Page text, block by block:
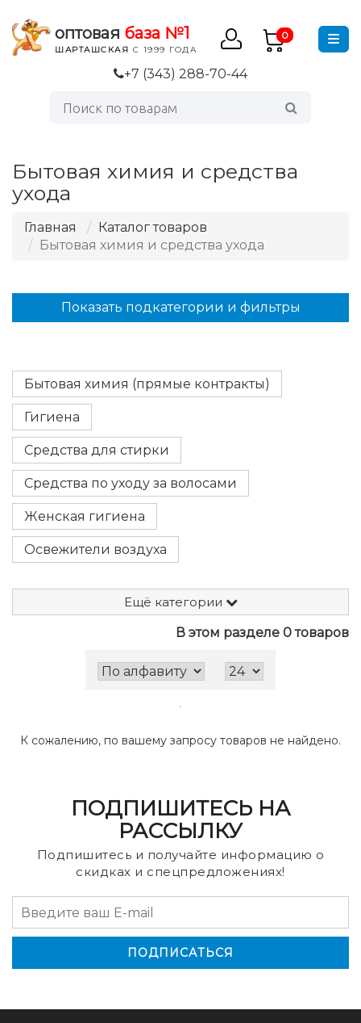
оптовая база №1
ШАРТАШСКАЯ С 1999 ГОДА
0
+7 (343) 288-70-44
Бытовая химия и средства
ухода
Главная
Каталог товаров
Бытовая химия и средства ухода
Бытовая химия (прямые контракты)
Гигиена
Средства для стирки
Средства по уходу за волосами
Женская гигиена
Освежители воздуха
Ещё категории
В этом разделе 0 товаров
К сожалению, по вашему запросу товаров не найдено.
Показать подкатегории и фильтры
ПОДПИШИТЕСЬ НА
РАССЫЛКУ
Подпишитесь и получайте информацию о
скидках и спецпредложениях!